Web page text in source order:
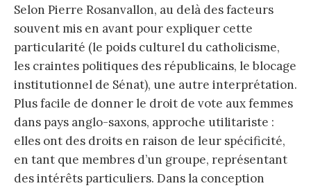
Selon Pierre Rosanvallon, au delà des facteurs
souvent mis en avant pour expliquer cette
particularité (le poids culturel du catholicisme,
les craintes politiques des républicains, le blocage
institutionnel de Sénat), une autre interprétation.
Plus facile de donner le droit de vote aux femmes
dans pays anglo-saxons, approche utilitariste :
elles ont des droits en raison de leur spécificité,
en tant que membres d’un groupe, représentant
des intérêts particuliers. Dans la conception